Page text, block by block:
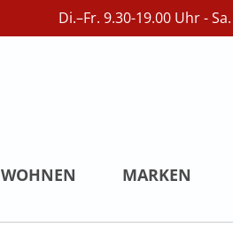
Di.–Fr. 9.30-19.00 Uhr -
WOHNEN MARKEN